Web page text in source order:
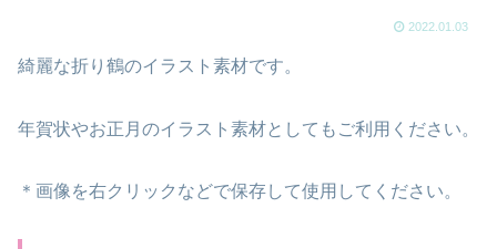
2022.01.03
綺麗な折り鶴のイラスト素材です。
年賀状やお正月のイラスト素材としてもご利用ください。
＊画像を右クリックなどで保存して使用してください。